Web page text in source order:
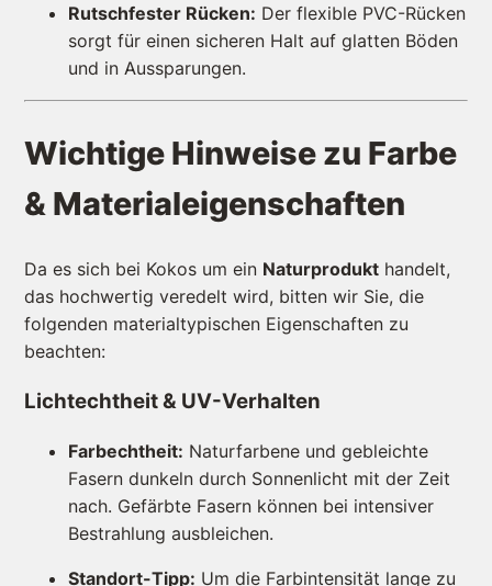
Rutschfester Rücken: Der flexible PVC-Rücken
sorgt für einen sicheren Halt auf glatten Böden
und in Aussparungen.
Wichtige Hinweise zu Farbe
& Materialeigenschaften
Da es sich bei Kokos um ein Naturprodukt handelt,
das hochwertig veredelt wird, bitten wir Sie, die
folgenden materialtypischen Eigenschaften zu
beachten:
Lichtechtheit & UV-Verhalten
Farbechtheit: Naturfarbene und gebleichte
Fasern dunkeln durch Sonnenlicht mit der Zeit
nach. Gefärbte Fasern können bei intensiver
Bestrahlung ausbleichen.
Standort-Tipp: Um die Farbintensität lange zu